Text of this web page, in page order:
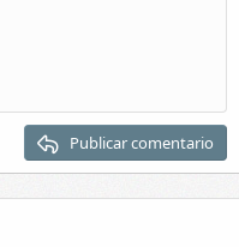
Publicar comentario